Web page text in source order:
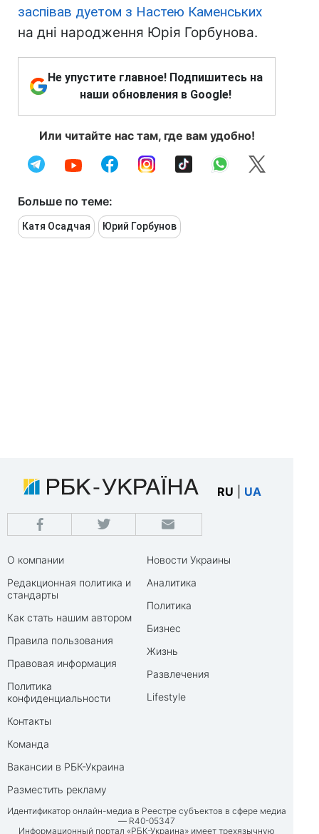
заспівав дуетом з Настею Каменських
на дні народження Юрія Горбунова.
Не упустите главное! Подпишитесь на
наши обновления в Google!
Или читайте нас там, где вам удобно!
Больше по теме:
Катя Осадчая Юрий Горбунов
RU UA
О компании
Редакционная политика и
стандарты
Как стать нашим автором
Правила пользования
Правовая информация
Политика
конфиденциальности
Контакты
Команда
Вакансии в РБК-Украина
Разместить рекламу
Новости Украины
Аналитика
Политика
Бизнес
Жизнь
Развлечения
Lifestyle
Идентификатор онлайн-медиа в Реестре субъектов в сфере медиа
— R40-05347
Информационный портал «РБК-Украина» имеет трехязычную